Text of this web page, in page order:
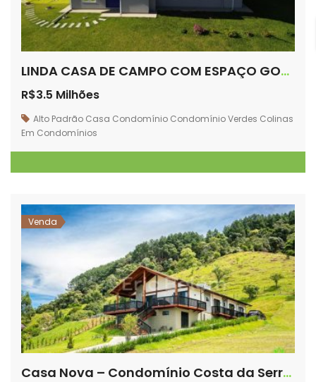
LINDA CASA DE CAMPO COM ESPAÇO GOURMET – CONDOMÍNIO VERDES COLINAS – CHÁCARA 101
R$3.5 Milhões
Alto Padrão Casa Condomínio Condomínio Verdes Colinas
Em Condomínios
Venda
Casa Nova – Condomínio Costa da Serra – Com exuberante vista.